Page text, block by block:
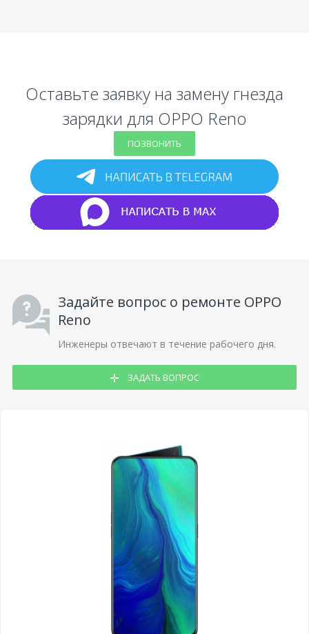
Оставьте заявку на замену гнезда
зарядки для OPPO Reno
ПОЗВОНИТЬ
Задайте вопрос о ремонте OPPO
Reno
Инженеры отвечают в течение рабочего дня.
ЗАДАТЬ ВОПРОС